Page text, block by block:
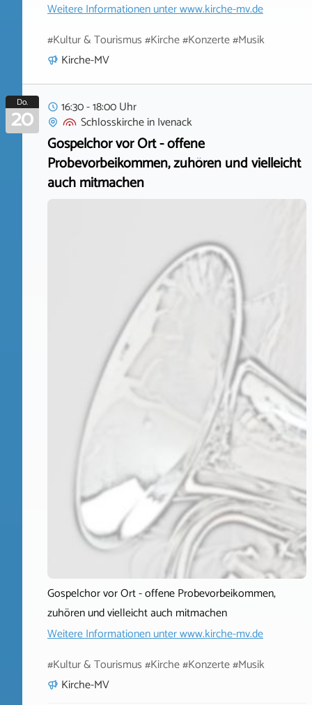
Weitere Informationen unterwww.kirche-mv.de
#Kultur & Tourismus #Kirche #Konzerte #Musik
Kirche-MV
Do.
20
16:30 - 18:00 Uhr
SchlosskircheinIvenack
Gospelchor vor Ort - offene
Probevorbeikommen, zuhören und vielleicht
auch mitmachen
Gospelchor vor Ort - offene Probevorbeikommen,
zuhören und vielleicht auch mitmachen
Weitere Informationen unterwww.kirche-mv.de
#Kultur & Tourismus #Kirche #Konzerte #Musik
Kirche-MV